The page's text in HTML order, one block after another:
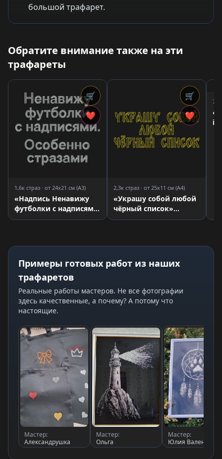
большой трафарет.
Обратите внимание также на эти
трафареты
🛒
❤
1,6к страз · от 24x21 см (A3)
«Надпись Ненавижу
футболки с надписями.
Особенно странами»
🛒
❤
2,3к страз · от 25x11 см (A4)
«Украшу собой любой
чёрный список»
трафарет для страз
Примеры готовых работ из наших
трафаретов
Реальные работы мастеров. Не все фотографии
здесь качественные, а почему? А потому что
настоящие.
Мастер:
Александрушка
Мастер:
Ольга
Мастер:
Юлия